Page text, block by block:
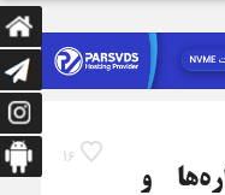
16
و